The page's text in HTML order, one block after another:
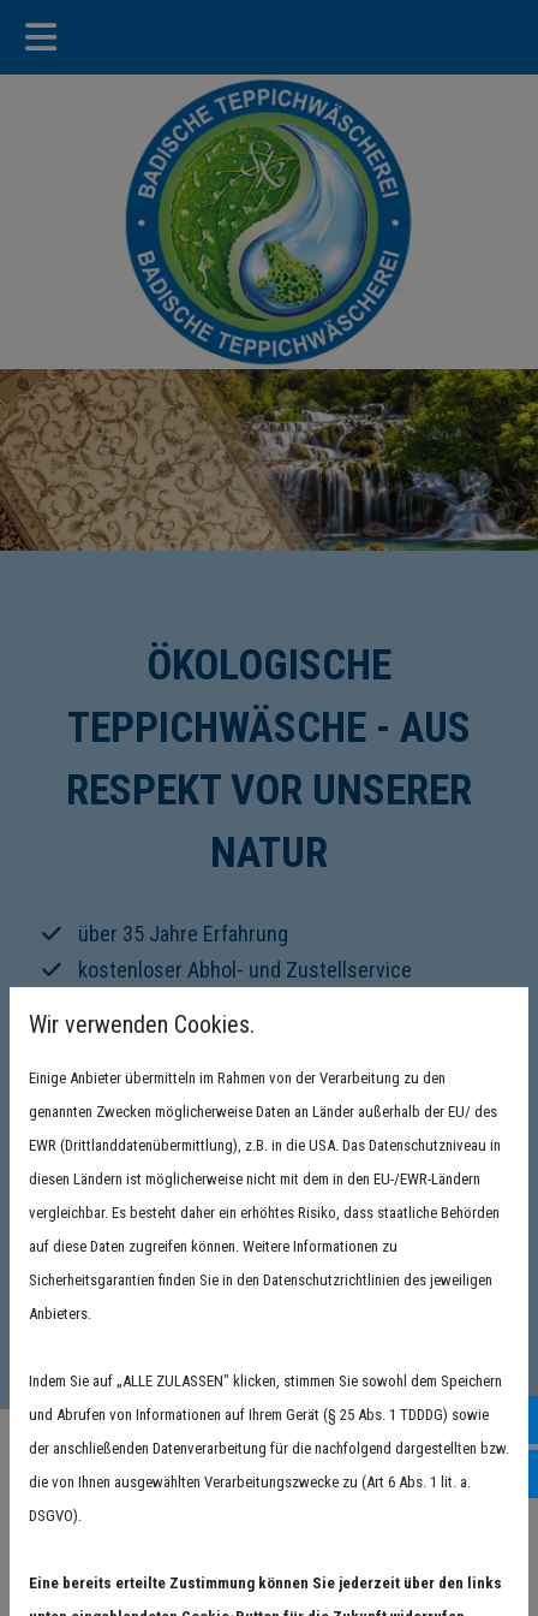
ÖKOLOGISCHE
TEPPICHWÄSCHE - AUS
RESPEKT VOR UNSERER
NATUR
über 35 Jahre Erfahrung
kostenloser Abhol- und Zustellservice
0 72 55 / 76 84 136
Wir verwenden Cookies.
Einige Anbieter übermitteln im Rahmen von der Verarbeitung zu den
genannten Zwecken möglicherweise Daten an Länder außerhalb der EU/ des
EWR (Drittlanddatenübermittlung), z.B. in die USA. Das Datenschutzniveau in
diesen Ländern ist möglicherweise nicht mit dem in den EU-/EWR-Ländern
vergleichbar. Es besteht daher ein erhöhtes Risiko, dass staatliche Behörden
auf diese Daten zugreifen können. Weitere Informationen zu
Sicherheitsgarantien finden Sie in den Datenschutzrichtlinien des jeweiligen
Anbieters.
Indem Sie auf „ALLE ZULASSEN" klicken, stimmen Sie sowohl dem Speichern
und Abrufen von Informationen auf Ihrem Gerät (§ 25 Abs. 1 TDDDG) sowie
der anschließenden Datenverarbeitung für die nachfolgend dargestellten bzw.
die von Ihnen ausgewählten Verarbeitungszwecke zu (Art 6 Abs. 1 lit. a.
DSGVO).
Eine bereits erteilte Zustimmung können Sie jederzeit über den links